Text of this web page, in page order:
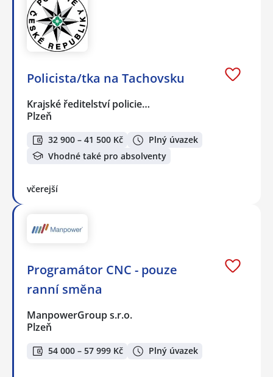
Policista/tka na Tachovsku
Krajské ředitelství policie…
Plzeň
32 900 – 41 500 Kč
Plný úvazek
Vhodné také pro absolventy
včerejší
Programátor CNC - pouze
ranní směna
ManpowerGroup s.r.o.
Plzeň
54 000 – 57 999 Kč Plný úvazek